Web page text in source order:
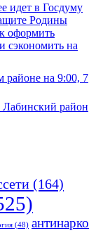
идет в Госдуму
Родины
оформить
сэкономить на
районе на 9:00, 7
район
(164)
(48) антинарко